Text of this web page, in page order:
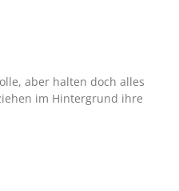
aber halten doch alles
im Hintergrund ihre